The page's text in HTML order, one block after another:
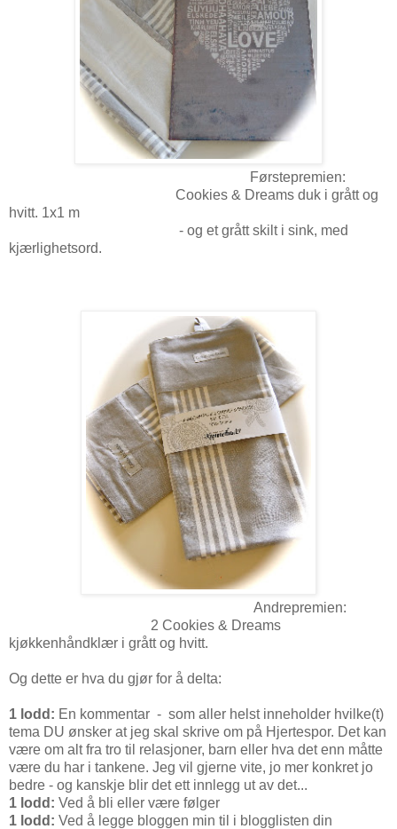
Førstepremien:
Cookies & Dreams duk i grått og
hvitt. 1x1 m
- og et grått skilt i sink, med
kjærlighetsord.
Andrepremien:
2 Cookies & Dreams
kjøkkenhåndklær i grått og hvitt.
Og dette er hva du gjør for å delta:
1 lodd: En kommentar - som aller helst inneholder hvilke(t)
tema DU ønsker at jeg skal skrive om på Hjertespor. Det kan
være om alt fra tro til relasjoner, barn eller hva det enn måtte
være du har i tankene. Jeg vil gjerne vite, jo mer konkret jo
bedre - og kanskje blir det ett innlegg ut av det...
1 lodd: Ved å bli eller være følger
1 lodd: Ved å legge bloggen min til i blogglisten din